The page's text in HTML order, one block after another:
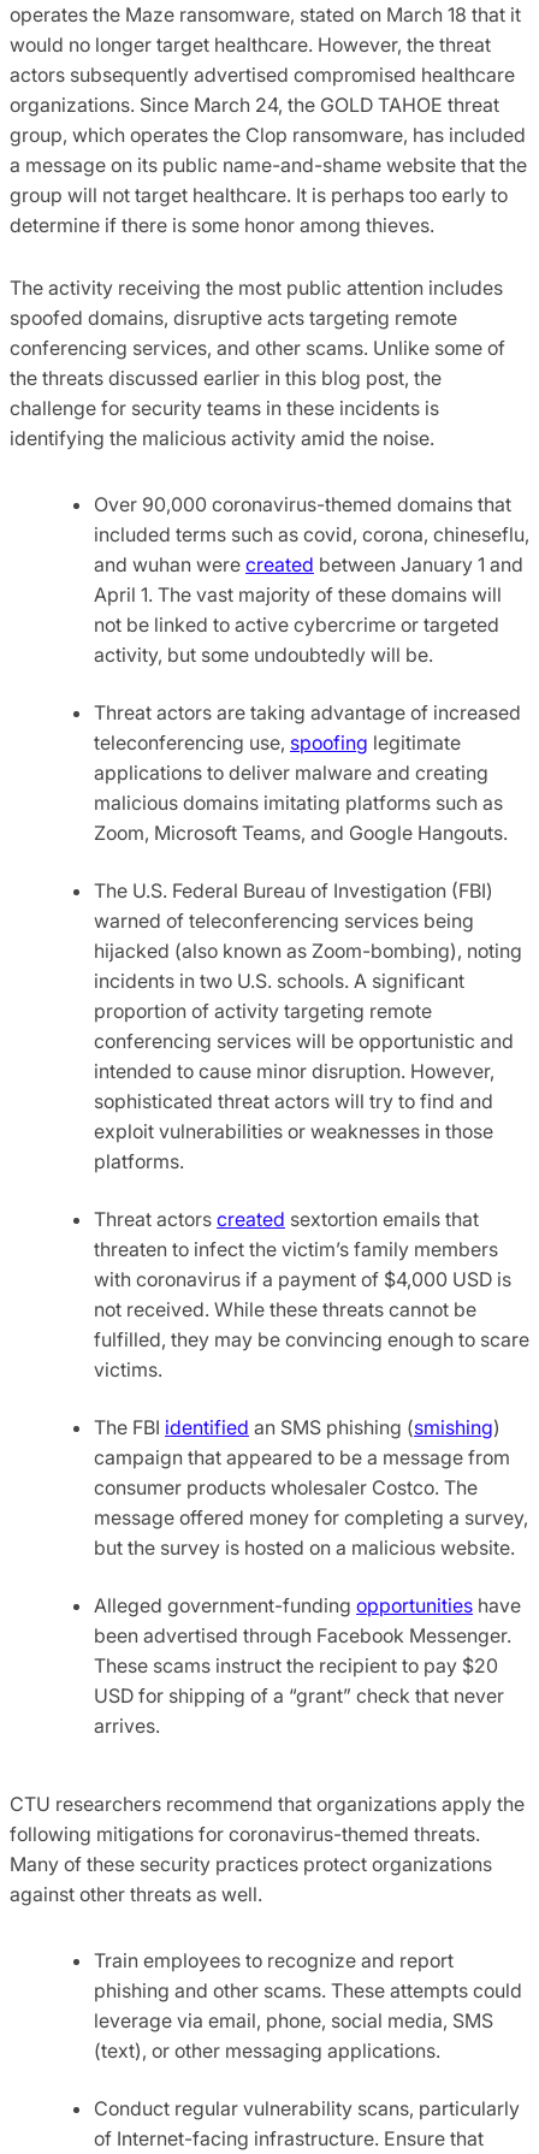
operates the Maze ransomware, stated on March 18 that it
would no longer target healthcare. However, the threat
actors subsequently advertised compromised healthcare
organizations. Since March 24, the GOLD TAHOE threat
group, which operates the Clop ransomware, has included
a message on its public name-and-shame website that the
group will not target healthcare. It is perhaps too early to
determine if there is some honor among thieves.
The activity receiving the most public attention includes
spoofed domains, disruptive acts targeting remote
conferencing services, and other scams. Unlike some of
the threats discussed earlier in this blog post, the
challenge for security teams in these incidents is
identifying the malicious activity amid the noise.
Over 90,000 coronavirus-themed domains that
included terms such as covid, corona, chineseflu,
and wuhan were created between January 1 and
April 1. The vast majority of these domains will
not be linked to active cybercrime or targeted
activity, but some undoubtedly will be.
Threat actors are taking advantage of increased
teleconferencing use, spoofing legitimate
applications to deliver malware and creating
malicious domains imitating platforms such as
Zoom, Microsoft Teams, and Google Hangouts.
The U.S. Federal Bureau of Investigation (FBI)
warned of teleconferencing services being
hijacked (also known as Zoom-bombing), noting
incidents in two U.S. schools. A significant
proportion of activity targeting remote
conferencing services will be opportunistic and
intended to cause minor disruption. However,
sophisticated threat actors will try to find and
exploit vulnerabilities or weaknesses in those
platforms.
Threat actors created sextortion emails that
threaten to infect the victim’s family members
with coronavirus if a payment of $4,000 USD is
not received. While these threats cannot be
fulfilled, they may be convincing enough to scare
victims.
The FBI identified an SMS phishing (smishing)
campaign that appeared to be a message from
consumer products wholesaler Costco. The
message offered money for completing a survey,
but the survey is hosted on a malicious website.
Alleged government-funding opportunities have
been advertised through Facebook Messenger.
These scams instruct the recipient to pay $20
USD for shipping of a “grant” check that never
arrives.
CTU researchers recommend that organizations apply the
following mitigations for coronavirus-themed threats.
Many of these security practices protect organizations
against other threats as well.
Train employees to recognize and report
phishing and other scams. These attempts could
leverage via email, phone, social media, SMS
(text), or other messaging applications.
Conduct regular vulnerability scans, particularly
of Internet-facing infrastructure. Ensure that